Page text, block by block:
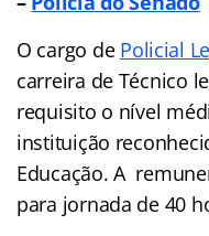
O cargo de Policial
carreira de Técnico
requisito o nível
instituição
Educação. A
para jornada de 40